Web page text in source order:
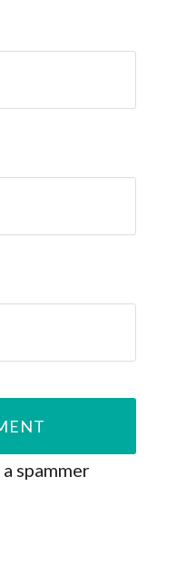
spammer